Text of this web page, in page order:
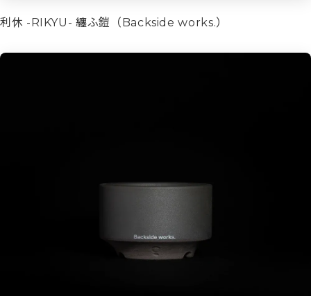
利休 -RIKYU- 纏ふ鎧（Backside works.）